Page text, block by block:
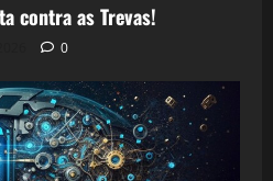
contra as Trevas!
0